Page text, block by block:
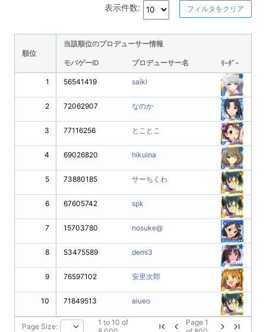
表示件数: フィルタをクリア
順位
当該順位のプロデューサー情報
モバゲーID プロデューサー名 ﾘｰﾀﾞｰ
1
2
3
4
5
6
7
8
9
10
56541419 saiki
72062907 なのか
77116256 とことこ
69026820 hikuina
73880185 サーちくわ
67605742 spk
15703780 nosuke@
53475589 demi3
76597102 安里次郎
71849513 aiueo
Page Size: 1 to 10 of
Page 1